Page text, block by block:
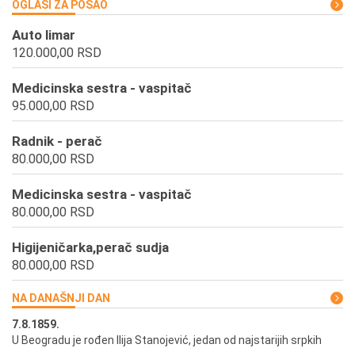
OGLASI ZA POSAO
Auto limar
120.000,00 RSD
Medicinska sestra - vaspitač
95.000,00 RSD
Radnik - perač
80.000,00 RSD
Medicinska sestra - vaspitač
80.000,00 RSD
Higijeničarka,perač sudja
80.000,00 RSD
NA DANAŠNJI DAN
7.8.1859.
U Beogradu je rođen Ilija Stanojević, jedan od najstarijih srpkih